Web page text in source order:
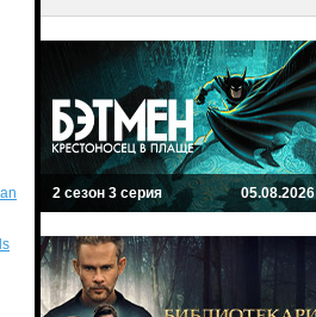
2 сезон 3 серия 05.08.2026